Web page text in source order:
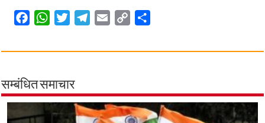
c
b
o
W
a
s
A
p
i
t
e
r
l
r
a
a
p
i
n
a
सम्बंधित समाचार